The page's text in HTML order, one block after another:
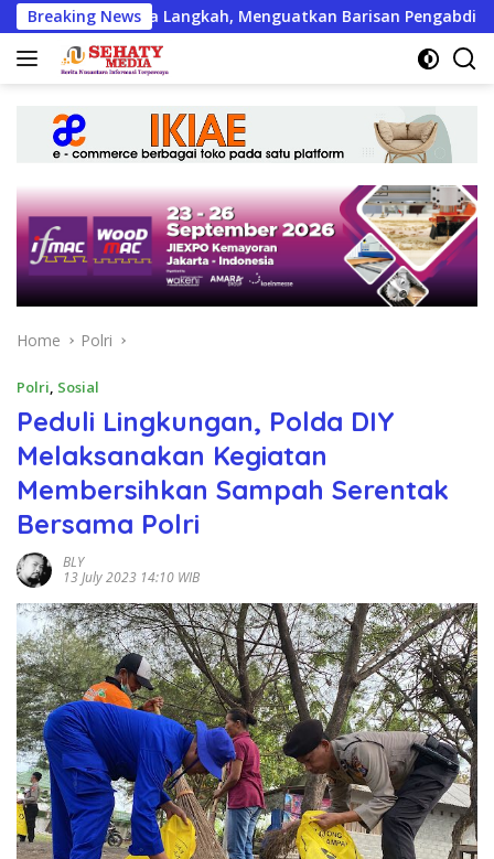
Skip
to
content
Breaking News
Langkah, Menguatkan Barisan Pengabdian
Home Polri
Polri, Sosial
Peduli Lingkungan, Polda DIY
Melaksanakan Kegiatan
Membersihkan Sampah Serentak
Bersama Polri
BLY
13 July 2023 14:10 WIB